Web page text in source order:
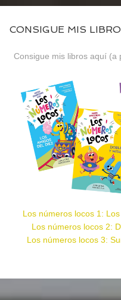
CONSIGUE MIS
Consigue mis libros aquí (a
Los números locos 1:
Los números locos 2:
Los números locos 3: